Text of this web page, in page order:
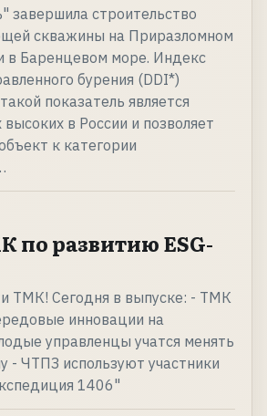
завершила строительство
скважины на Приразломном
в Баренцевом море. Индекс
бурения (DDI*)
показатель является
в России и позволяет
к категории
по развитию ESG-
ТМК! Сегодня в выпуске: - ТМК
инновации на
управленцы учатся менять
- ЧТПЗ используют участники
1406"